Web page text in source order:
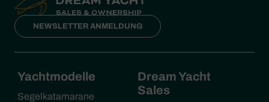
NEWSLETTER ANMELDUNG
Yachtmodelle
Segelkatamarane
Dream Yacht
Sales